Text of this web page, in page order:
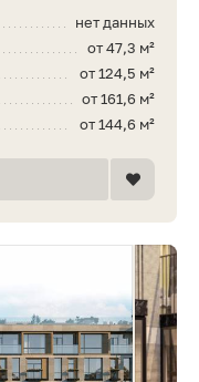
нет данных
от 47,3 м²
от 124,5 м²
от 161,6 м²
от 144,6 м²